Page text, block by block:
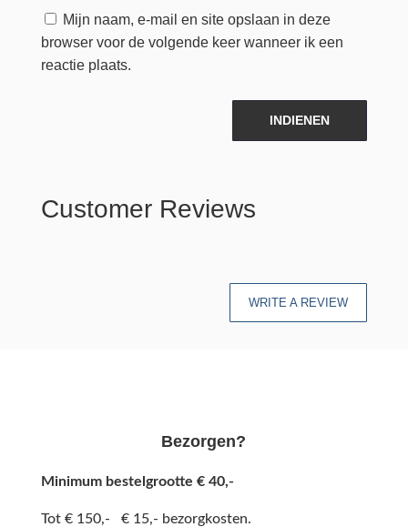
Mijn naam, e-mail en site opslaan in deze
browser voor de volgende keer wanneer ik een
reactie plaats.
INDIENEN
Customer Reviews
WRITE A REVIEW
Bezorgen?
Minimum bestelgrootte € 40,-
Tot € 150,- € 15,- bezorgkosten.